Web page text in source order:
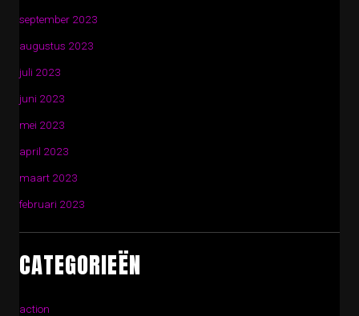
september 2023
augustus 2023
juli 2023
juni 2023
mei 2023
april 2023
maart 2023
februari 2023
CATEGORIEËN
action